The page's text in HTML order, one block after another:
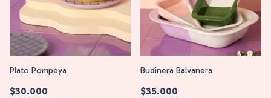
Plato Pompeya
$30.000
Budinera Balvanera
$35.000